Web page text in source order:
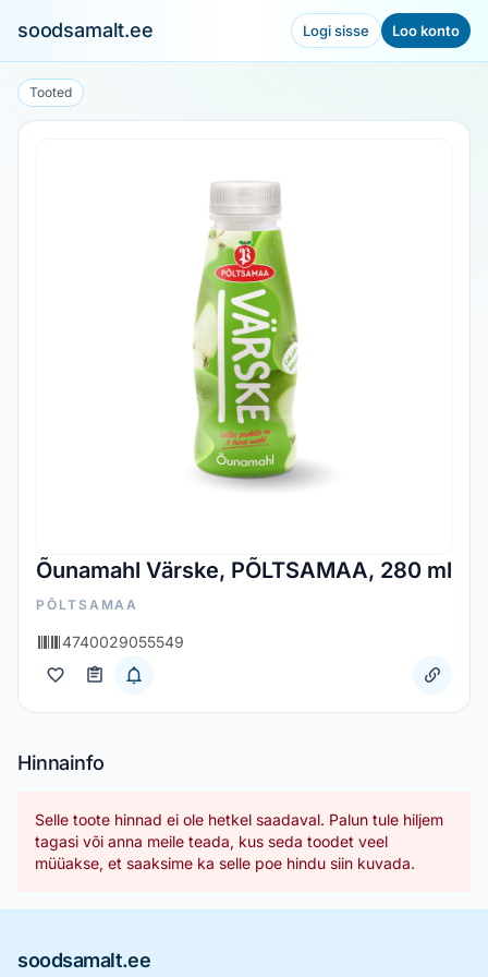
soodsamalt.ee Logi sisse Loo konto
Tooted
Õunamahl Värske, PÕLTSAMAA, 280 ml
PÕLTSAMAA
4740029055549
Hinnainfo
Selle toote hinnad ei ole hetkel saadaval. Palun tule hiljem
tagasi või anna meile teada, kus seda toodet veel
müüakse, et saaksime ka selle poe hindu siin kuvada.
soodsamalt.ee